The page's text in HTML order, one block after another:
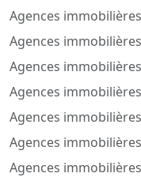
Agences
Agences
Agences
Agences
Agences
Agences
Agences